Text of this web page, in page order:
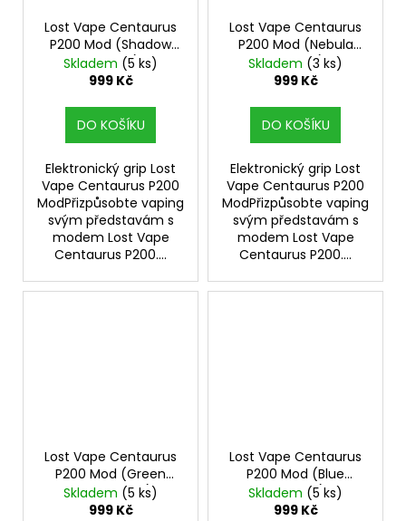
Lost Vape Centaurus
P200 Mod (Shadow
Dynasty)
Skladem (5 ks)
999 Kč
DO KOŠÍKU
Elektronický grip Lost
Vape Centaurus P200
ModPřizpůsobte vaping
svým představám s
modem Lost Vape
Centaurus P200....
Lost Vape Centaurus
P200 Mod (Nebula
Dynasty)
Skladem (3 ks)
999 Kč
DO KOŠÍKU
Elektronický grip Lost
Vape Centaurus P200
ModPřizpůsobte vaping
svým představám s
modem Lost Vape
Centaurus P200....
Lost Vape Centaurus
P200 Mod (Green
Wonderland)
Skladem (5 ks)
999 Kč
Lost Vape Centaurus
P200 Mod (Blue
Thunder)
Skladem (5 ks)
999 Kč